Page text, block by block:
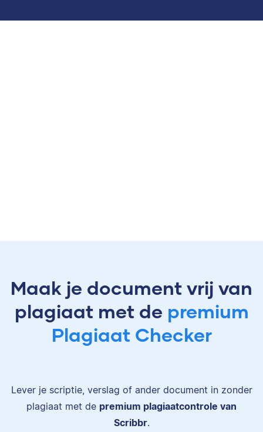
Maak je document vrij van
plagiaat met de premium
Plagiaat Checker
Lever je scriptie, verslag of ander document in zonder
plagiaat met de premium plagiaatcontrole van
Scribbr.